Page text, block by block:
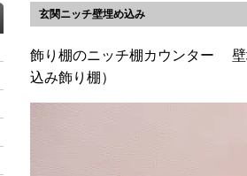
玄関ニッチ壁埋め込み
飾り棚のニッチ棚カウンター
込み飾り棚）